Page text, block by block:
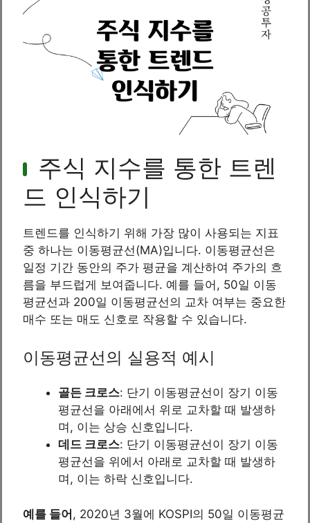
주식 지수를 통한 트렌
드 인식하기
트렌드를 인식하기 위해 가장 많이 사용되는 지표
중 하나는 이동평균선(MA)입니다. 이동평균선은
일정 기간 동안의 주가 평균을 계산하여 주가의 흐
름을 부드럽게 보여줍니다. 예를 들어, 50일 이동
평균선과 200일 이동평균선의 교차 여부는 중요한
매수 또는 매도 신호로 작용할 수 있습니다.
이동평균선의 실용적 예시
골든 크로스: 단기 이동평균선이 장기 이동
평균선을 아래에서 위로 교차할 때 발생하
며, 이는 상승 신호입니다.
데드 크로스: 단기 이동평균선이 장기 이동
평균선을 위에서 아래로 교차할 때 발생하
며, 이는 하락 신호입니다.
예를 들어, 2020년 3월에 KOSPI의 50일 이동평균